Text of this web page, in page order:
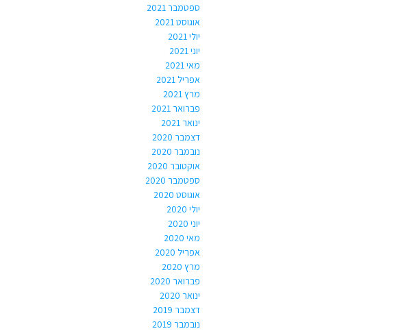
ספטמבר 2021
אוגוסט 2021
יולי 2021
יוני 2021
מאי 2021
אפריל 2021
מרץ 2021
פברואר 2021
ינואר 2021
דצמבר 2020
נובמבר 2020
אוקטובר 2020
ספטמבר 2020
אוגוסט 2020
יולי 2020
יוני 2020
מאי 2020
אפריל 2020
מרץ 2020
פברואר 2020
ינואר 2020
דצמבר 2019
נובמבר 2019